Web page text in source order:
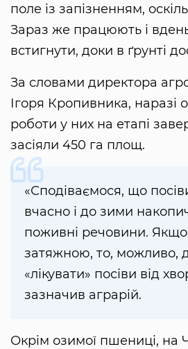
поле із запізненням,
Зараз же працюють і
встигнути, доки в ґрунті
За словами директора
Ігоря Кропивника, наразі
роботи у них на етапі
засіяли 450 га площ.
«Сподіваємося, що
вчасно і до зими
поживні речовини. Якщо
затяжною, то, можливо,
«лікувати» посіви від
зазначив аграрій.
Окрім озимої пшениці, на